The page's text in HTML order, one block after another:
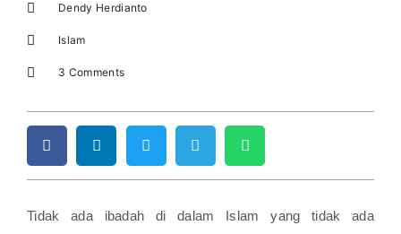
Dendy Herdianto
Islam
3 Comments
Tidak ada ibadah di dalam Islam yang tidak ada